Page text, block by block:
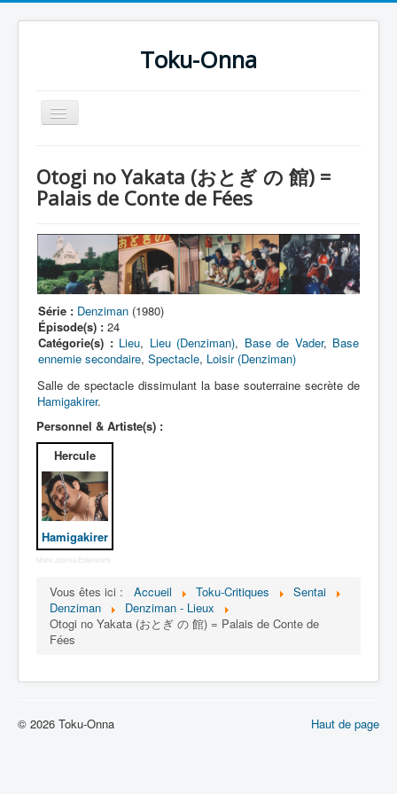
Toku-Onna
Basculer
la
Toku-Actrices
Séries
Films
COSAA
Dessins
Artiste Asperger
Lexique
Denshi sentai Denziman (電子 戦
隊 デンジマン) = Escadron
électronique Denziman
Série
Personnages
Objets
Lieux
Références
Otogi no Yakata (おとぎ の 館) =
Palais de Conte de Fées
Série : Denziman (1980)
Épisode(s) : 24
Catégorie(s) : Lieu, Lieu (Denziman), Base de Vader, Base
ennemie secondaire, Spectacle, Loisir (Denziman)
Salle de spectacle dissimulant la base souterraine secrète de
Hamigakirer.
Personnel & Artiste(s) :
Hercule
Hamigakirer
More Joomla Extensions
Vous êtes ici : Accueil Toku-Critiques
Sentai
Denziman
Denziman - Lieux
Otogi no Yakata (おとぎ の 館) = Palais de Conte de
Fées
Haut de page
© 2026 Toku-Onna